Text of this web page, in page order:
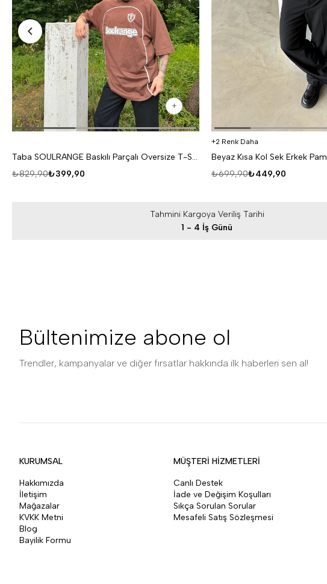
Taba SOULRANGE Baskılı Parçalı Oversize T-SHIRT PNC 1009
₺399,90
₺829,90
2 Renk Daha
₺449,90
₺699,90
Tahmini Kargoya Veriliş Tarihi
1 - 4 İş Günü
Bültenimize abone ol
Trendler, kampanyalar ve diğer fırsatlar hakkında ilk haberleri sen al!
KURUMSAL
Hakkımızda
İletişim
Mağazalar
KVKK Metni
Blog
Bayilik Formu
MÜŞTERİ HİZMETLERİ
Canlı Destek
İade ve Değişim Koşulları
Sıkça Sorulan Sorular
Mesafeli Satış Sözleşmesi